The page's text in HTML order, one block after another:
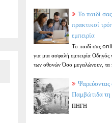
Το παιδί
πρακτικοί
εμπειρία
Το παιδί σας
για μια ασφαλή εμπειρία Οδηγός
των οθονών Όσο μεγαλώνουν, τα
Ψαρεύοντας
Παμβώτιδα τη
ΠΗΓΗ